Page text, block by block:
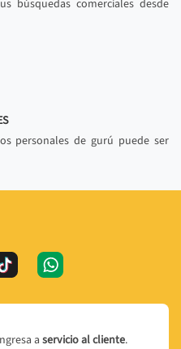
búsquedas comerciales desde
personales de gurú puede ser
aservicio al cliente.